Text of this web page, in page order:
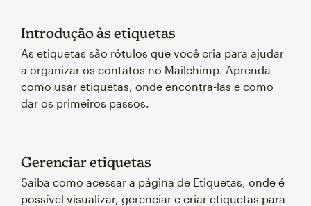
Introdução às etiquetas
As etiquetas são rótulos que você cria para ajudar
a organizar os contatos no Mailchimp. Aprenda
como usar etiquetas, onde encontrá-las e como
dar os primeiros passos.
Gerenciar etiquetas
Saiba como acessar a página de Etiquetas, onde é
possível visualizar, gerenciar e criar etiquetas para